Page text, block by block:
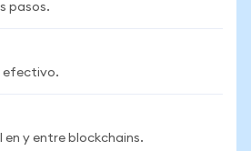
pasos.
efectivo.
en y entre blockchains.